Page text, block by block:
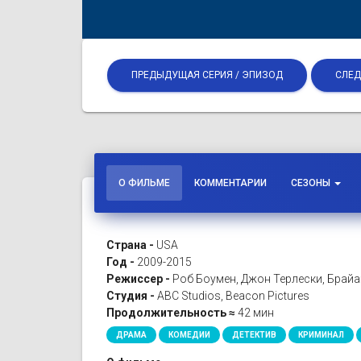
ПРЕДЫДУЩАЯ СЕРИЯ / ЭПИЗОД
О ФИЛЬМЕ КОММЕНТАРИИ СЕЗОНЫ
Страна - USA
Год - 2009-2015
Режиссер - Роб Боумен, Джон Терлески,
Студия - ABC Studios, Beacon Pictures
Продолжительность ≈ 42 мин
ДРАМА КОМЕДИИ ДЕТЕКТИВ КРИМИНАЛ